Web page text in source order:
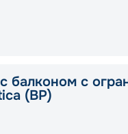
балконом с
(BP)